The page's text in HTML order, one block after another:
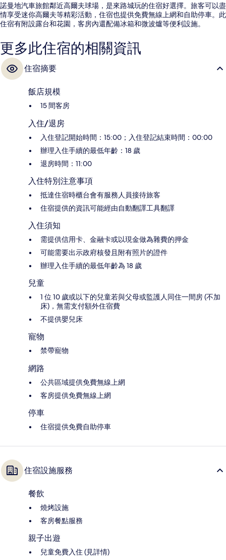
諾曼地汽車旅館鄰近高爾夫球場，是來路城玩的住宿好選擇。旅客可以盡
情享受迷你高爾夫等精彩活動，住宿也提供免費無線上網和自助停車。此
住宿有附設露台和花園，客房內還配備冰箱和微波爐等便利設施。
更多此住宿的相關資訊
住宿摘要
飯店規模
15 間客房
入住/退房
入住登記開始時間：15:00；入住登記結束時間：00:00
辦理入住手續的最低年齡：18 歲
退房時間：11:00
入住特別注意事項
抵達住宿時櫃台會有服務人員接待旅客
住宿提供的資訊可能經由自動翻譯工具翻譯
入住須知
需提供信用卡、金融卡或以現金做為雜費的押金
可能需要出示政府核發且附有照片的證件
辦理入住手續的最低年齡為 18 歲
兒童
1 位 10 歲或以下的兒童若與父母或監護人同住一間房 (不加
床)，無需支付額外住宿費
不提供嬰兒床
寵物
禁帶寵物
網路
公共區域提供免費無線上網
客房提供免費無線上網
停車
住宿提供免費自助停車
住宿設施服務
餐飲
燒烤設施
客房餐點服務
親子出遊
兒童免費入住 (見詳情)